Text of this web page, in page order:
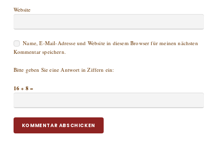
Website
Name, E-Mail-Adresse und Website in diesem Browser für meinen nächsten
Kommentar speichern.
Bitte geben Sie eine Antwort in Ziffern ein:
16 + 8 =